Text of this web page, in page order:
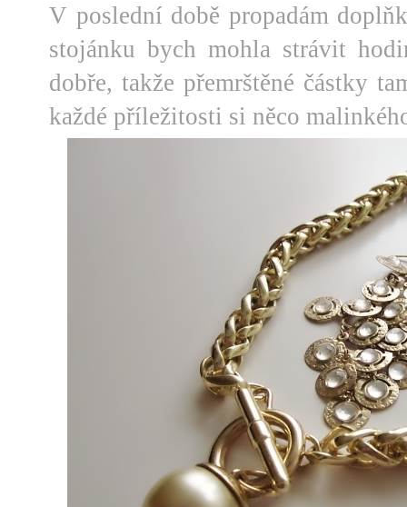
V poslední době propadám
stojánku bych mohla strávit
dobře, takže přemrštěné částky
každé příležitosti si něco